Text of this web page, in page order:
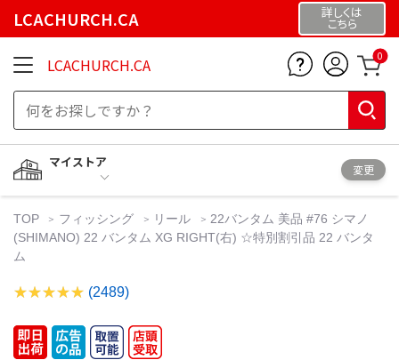
LCACHURCH.CA 詳しくは
こちら
LCACHURCH.CA 0
マイストア
変更
TOP フィッシング リール
22バンタム 美品 #76 シマノ
(SHIMANO) 22 バンタム XG RIGHT(右) ☆特別割引品 22 バンタ
ム
(2489)